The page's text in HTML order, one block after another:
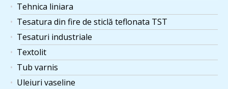
Tehnica liniara
Tesatura din fire de sticlă teflonata TST
Tesaturi industriale
Textolit
Tub varnis
Uleiuri vaseline